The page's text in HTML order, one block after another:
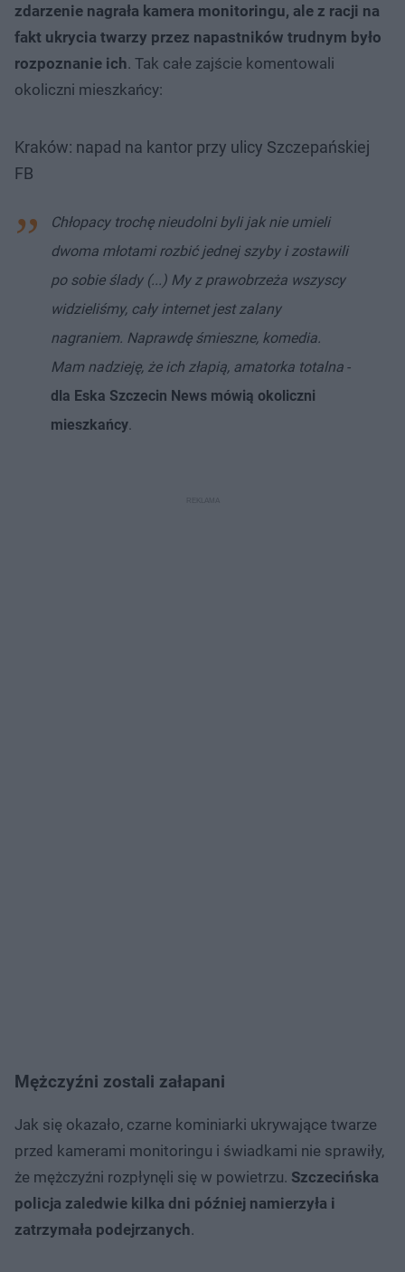
zdarzenie nagrała kamera monitoringu, ale z racji na
fakt ukrycia twarzy przez napastników trudnym było
rozpoznanie ich. Tak całe zajście komentowali
okoliczni mieszkańcy:
Kraków: napad na kantor przy ulicy Szczepańskiej
FB
Chłopacy trochę nieudolni byli jak nie umieli
dwoma młotami rozbić jednej szyby i zostawili
po sobie ślady (...) My z prawobrzeża wszyscy
widzieliśmy, cały internet jest zalany
nagraniem. Naprawdę śmieszne, komedia.
Mam nadzieję, że ich złapią, amatorka totalna -
dla Eska Szczecin News mówią okoliczni
mieszkańcy.
Mężczyźni zostali załapani
Jak się okazało, czarne kominiarki ukrywające twarze
przed kamerami monitoringu i świadkami nie sprawiły,
że mężczyźni rozpłynęli się w powietrzu. Szczecińska
policja zaledwie kilka dni później namierzyła i
zatrzymała podejrzanych.